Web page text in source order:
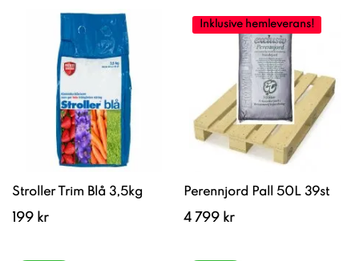
Stroller Trim Blå 3,5kg
199 kr
Inklusive hemleverans!
Perennjord Pall 50L 39st
4 799 kr